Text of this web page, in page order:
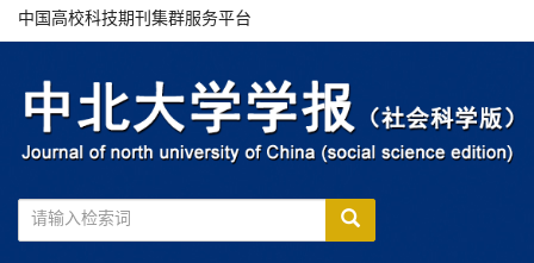
中国高校科技期刊集群服务平台